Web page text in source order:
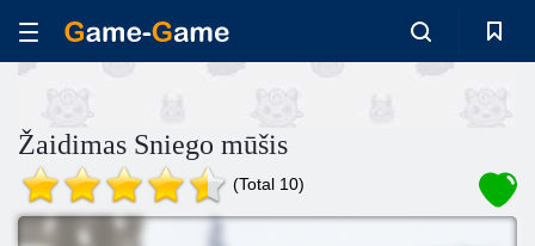
Žaidimas Sniego mūšis
(Total 10)